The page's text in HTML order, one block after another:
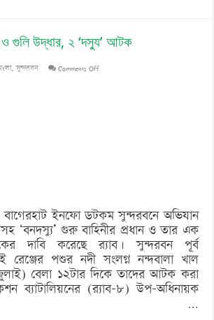
ও গুলি উদ্ধার, ২ ‘দস্যু’ আটক
,সুন্দরবন Comments Offon
২
‘দস্যু’
আটক
| বাগেরহাট ইনফো ডটকম সুন্দরবনে অভিযান
‘বনদস্যু’ গুরু বাহিনীর প্রধান ও তার এক
দাবি করেছে র‌্যাব। সুন্দরবন পূর্ব
রেঞ্জের পশুর নদী সংলগ্ন নন্দবালা খাল
বেলা ১২টার দিকে তাদের আটক করা
ব্যাটালিয়নের (র‌্যাব-৮) উপ-অধিনায়ক
…